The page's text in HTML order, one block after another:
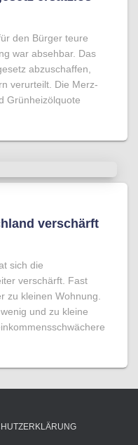
den Bürger teure
war absehbar. Das
abzuschaffen,
verurteilt. Die Merz-
Grünheizölquote
verschärft
sich die
verschärft. Fast
zu kleinen Wohnung.
und zu kleine